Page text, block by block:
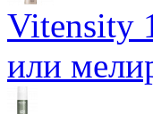
Vitensity
или